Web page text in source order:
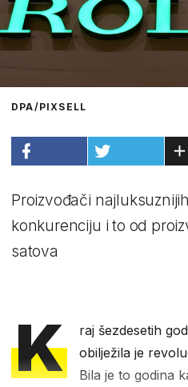
DPA/PIXSELL
Proizvođači
konkurenciju i to od
satova
K
raj šezdesetih
obilježila je
Bila je to godina